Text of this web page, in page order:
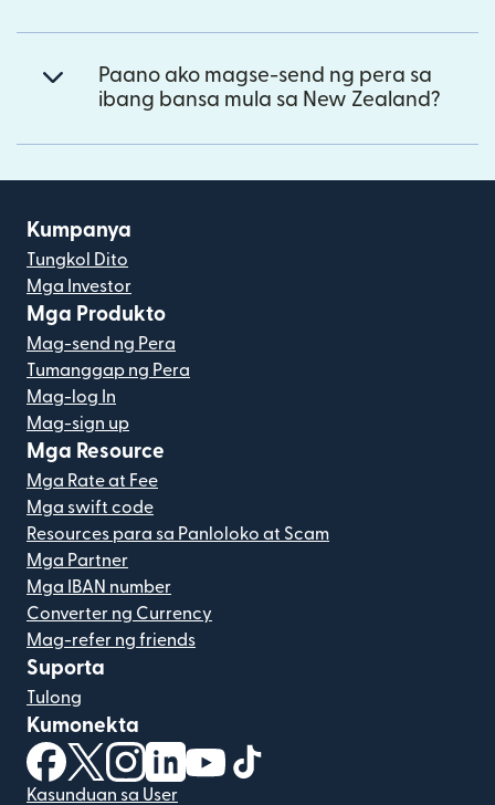
Paano ako magse-send ng pera sa
ibang bansa mula sa New Zealand?
Kumpanya
Tungkol Dito
Mga Investor
Mga Produkto
Mag-send ng Pera
Tumanggap ng Pera
Mag-log In
Mag-sign up
Mga Resource
Mga Rate at Fee
Mga swift code
Resources para sa Panloloko at Scam
Mga Partner
Mga IBAN number
Converter ng Currency
Mag-refer ng friends
Suporta
Tulong
Kumonekta
(bubukas sa bagong window)
(bubukas sa bagong window)
(bubukas sa bagong window)
(bubukas sa bagong window)
(bubukas sa bagong window)
Kasunduan sa User